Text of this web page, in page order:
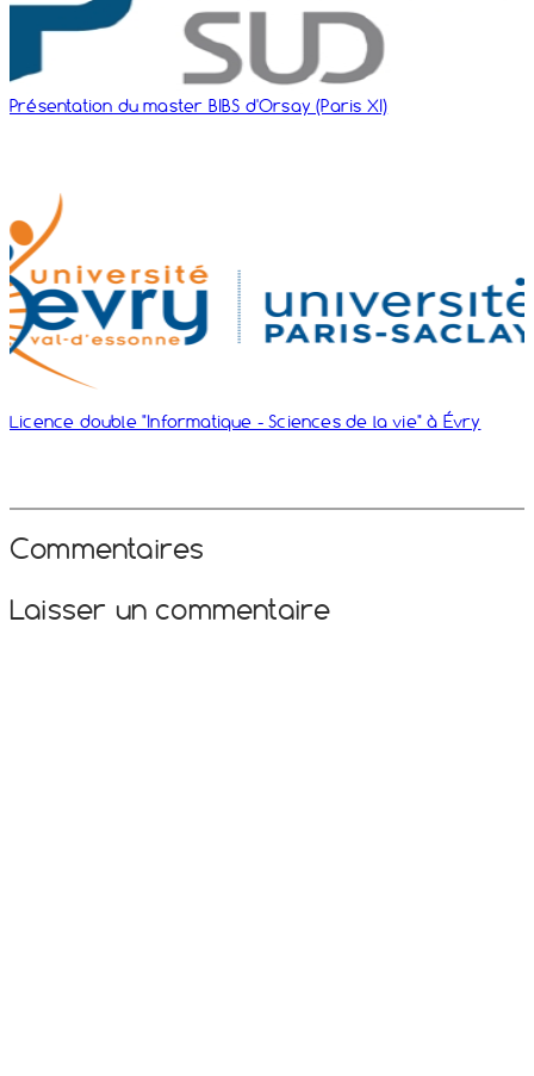
Présentation du master BIBS d'Orsay (Paris XI)
Licence double "Informatique - Sciences de la vie" à Évry
Commentaires
Laisser un commentaire